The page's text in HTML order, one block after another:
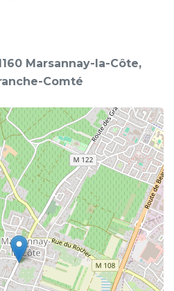
Marsannay-la-Côte,
Comté